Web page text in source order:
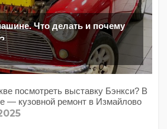
Что делать и почему
посмотреть выставку Бэнкси? В
— кузовной ремонт в Измайлово